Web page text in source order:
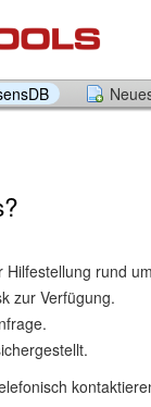
Hilfestellung rund
zur Verfügung.